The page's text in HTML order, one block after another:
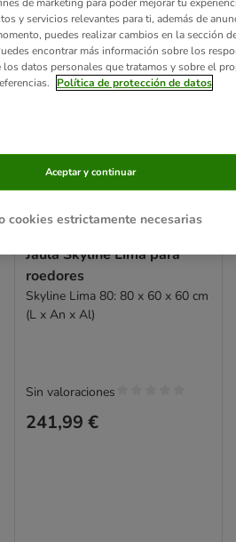
2 opciones
Jaula Skyline Lima para
roedores
Skyline Lima 80: 80 x 60 x 60 cm
(L x An x Al)
241,99 €
Sin valoraciones
y servicios relevantes para ti, además de
puedes realizar cambios en la sección
encontrar más información sobre los
datos personales que tratamos y sobre el
Política de protección de datos
cookies estrictamente necesarias
Aceptar y continuar